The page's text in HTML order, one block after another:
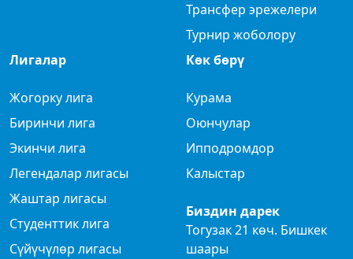
Трансфер эрежелери
Турнир жоболору
Лигалар
Жогорку лига
Биринчи лига
Экинчи лига
Легендалар лигасы
Жаштар лигасы
Студенттик лига
Сүйүчүлөр лигасы
Көк бөрү
Курама
Оюнчулар
Ипподромдор
Калыстар
Биздин дарек
Тогузак 21 көч. Бишкек
шаары